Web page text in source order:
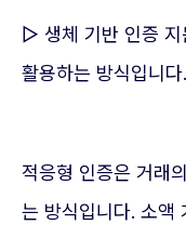
▷ 생체 기반 인증 지
활용하는 방식입니다.
적응형 인증은 거래
는 방식입니다. 소액